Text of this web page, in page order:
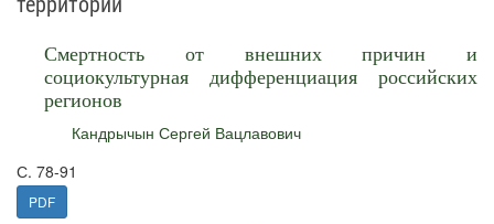
Смертность от внешних причин и
социокультурная дифференциация российских
регионов
Кандрычын Сергей Вацлавович
С. 78-91
PDF